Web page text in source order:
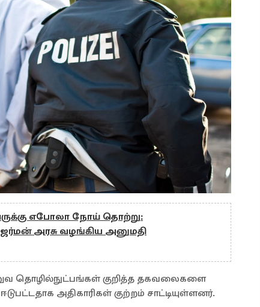
எபோலா நோய் தொற்று:
ஜேர்மன் அரசு வழங்கிய அனுமதி
தொழில்நுட்பங்கள் குறித்த தகவலைகளை
அதிகாரிகள் குற்றம் சாட்டியுள்ளனர்.